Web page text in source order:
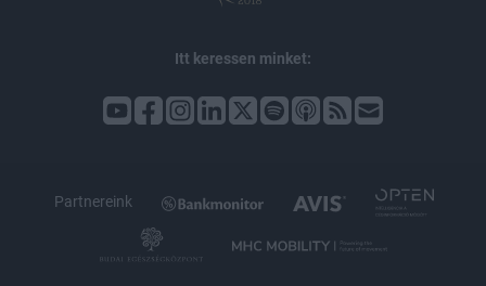
Itt keressen minket:
Partnereink